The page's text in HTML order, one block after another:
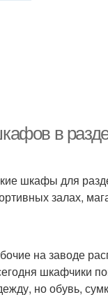
в
шкафы для
залах,
на заводе
шкафчики
но обувь,